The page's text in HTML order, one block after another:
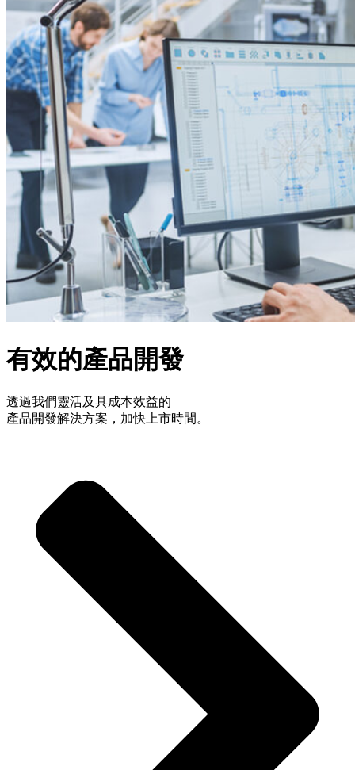
有效的產品開發
透過我們靈活及具成本效益的
產品開發解決方案，加快上市時間。